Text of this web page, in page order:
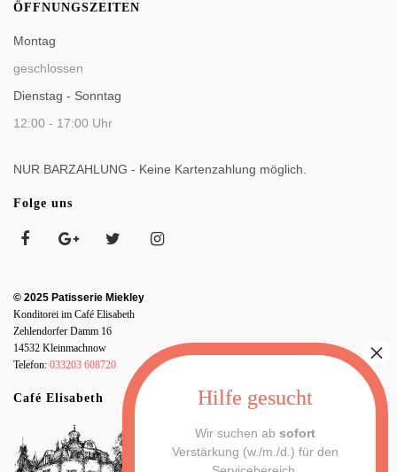
ÖFFNUNGSZEITEN
Montag
geschlossen
Dienstag - Sonntag
12:00 - 17:00 Uhr
NUR BARZAHLUNG - Keine Kartenzahlung möglich.
Folge uns
© 2025 Patisserie Miekley
Konditorei im Café Elisabeth
Zehlendorfer Damm 16
14532 Kleinmachnow
Telefon: 033203 608720
Café Elisabeth
Wir suchen ab sofort
Verstärkung (w./m./d.) für den